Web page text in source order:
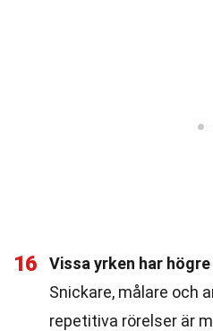
16
Vissa yrken har
Snickare, målare och
repetitiva rörelser är